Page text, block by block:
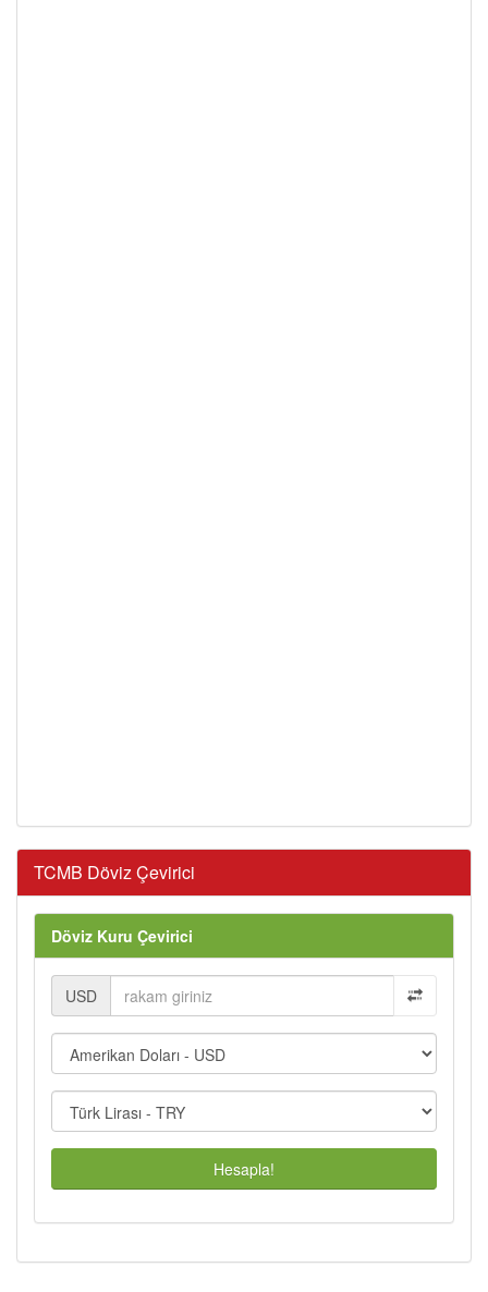
TCMB Döviz Çevirici
Döviz Kuru Çevirici
USD
Hesapla!